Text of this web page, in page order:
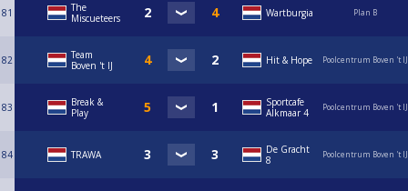
81
The
Miscueteers
Wartburgia Plan B
82
Team
Boven 't IJ
Hit & Hope Poolcentrum Boven 't IJ
83
Break &
Play
Sportcafe
Alkmaar 4
Poolcentrum Boven 't IJ
84 TRAWA
De Gracht
8
Poolcentrum Boven 't IJ